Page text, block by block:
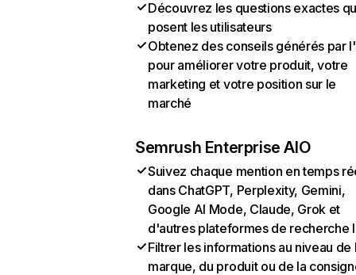
Découvrez les questions exactes
posent les utilisateurs
Obtenez des conseils générés par
pour améliorer votre produit, votre
marketing et votre position sur le
marché
Semrush Enterprise AIO
Suivez chaque mention en temps
dans ChatGPT, Perplexity, Gemini,
Google AI Mode, Claude, Grok et
d'autres plateformes de recherche
Filtrer les informations au niveau de
marque, du produit ou de la